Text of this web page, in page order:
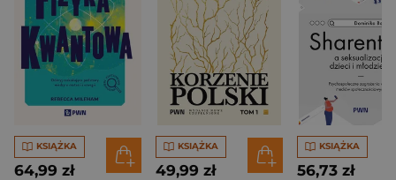
KSIĄŻKA
64,99 zł
KSIĄŻKA
49,99 zł
KSIĄŻKA
56,73 zł